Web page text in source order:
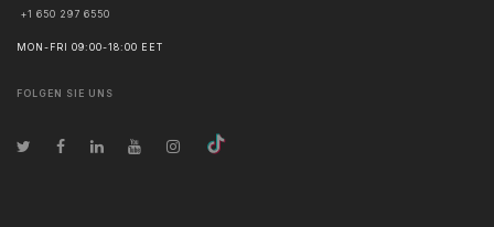
+1 650 297 6550
MON-FRI 09:00-18:00 EET
FOLGEN SIE UNS